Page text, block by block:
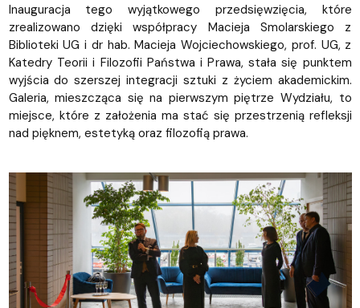
Inauguracja tego wyjątkowego przedsięwzięcia, które
zrealizowano dzięki współpracy Macieja Smolarskiego z
Biblioteki UG i dr hab. Macieja Wojciechowskiego, prof. UG, z
Katedry Teorii i Filozofii Państwa i Prawa, stała się punktem
wyjścia do szerszej integracji sztuki z życiem akademickim.
Galeria, mieszcząca się na pierwszym piętrze Wydziału, to
miejsce, które z założenia ma stać się przestrzenią refleksji
nad pięknem, estetyką oraz filozofią prawa.